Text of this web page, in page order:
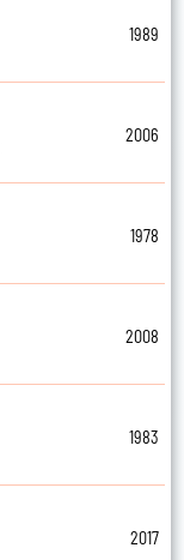
1989
2006
1978
2008
1983
2017